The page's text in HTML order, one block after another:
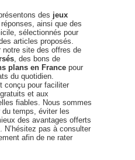
des jeux
ainsi que des
sélectionnés pour
articles proposés.
site des offres de
, des bons de
plans en France pour
du quotidien.
conçu pour faciliter
et aux
fiables. Nous sommes
du temps, éviter les
des avantages offerts
N’hésitez pas à consulter
afin de ne rater